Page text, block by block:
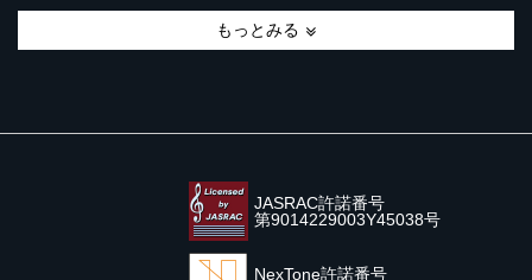
もっとみる
JASRAC許諾番号
第9014229003Y45038号
NexTone許諾番号